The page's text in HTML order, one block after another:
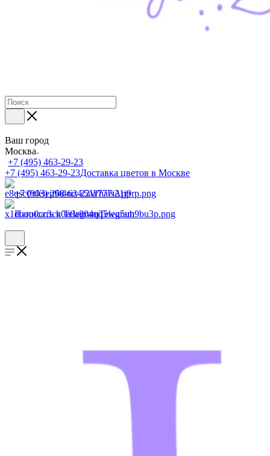
Ваш город
Москва
+7 (495) 463-29-23
+7 (495) 463-29-23Доставка цветов в Москве
+7 (903) 268-62-22WhatsApp
Написать в TelegramTelegram